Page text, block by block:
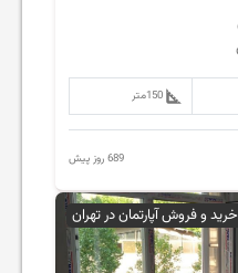
150متر
689 روز پیش
خرید و فروش آپارتمان در تهران